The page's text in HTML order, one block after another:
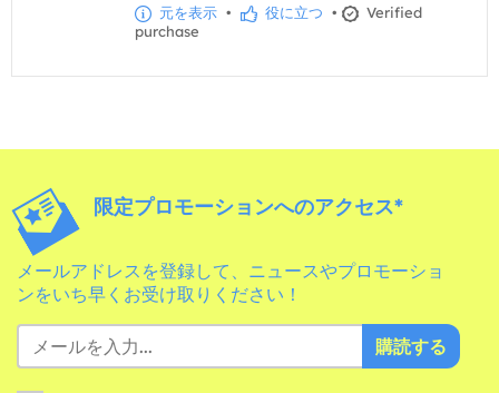
元を表示 • 役に立つ •
Verified
purchase
限定プロモーションへのアクセス*
メールアドレスを登録して、ニュースやプロモーショ
ンをいち早くお受け取りください！
購読する